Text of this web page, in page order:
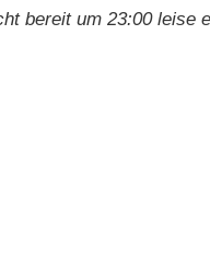
bereit um 23:00 leise